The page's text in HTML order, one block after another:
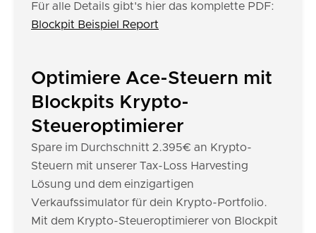
Für alle Details gibt's hier das komplette PDF:
Blockpit Beispiel Report
Optimiere Ace-Steuern mit
Blockpits Krypto-
Steueroptimierer
Spare im Durchschnitt 2.395€ an Krypto-
Steuern mit unserer Tax-Loss Harvesting
Lösung und dem einzigartigen
Verkaufssimulator für dein Krypto-Portfolio.
Mit dem Krypto-Steueroptimierer von Blockpit